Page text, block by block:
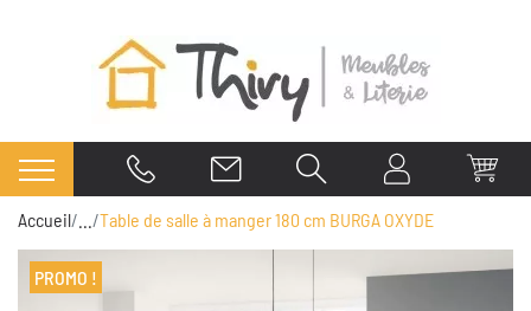
Accueil Table de salle à manger 180 cm BURGA OXYDE
PROMO !